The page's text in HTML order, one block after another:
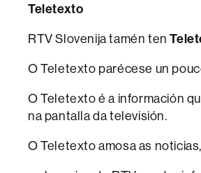
Teletexto
RTV Slovenija tamén ten
O Teletexto parécese un
O Teletexto é a información
na pantalla da televisión.
O Teletexto amosa as